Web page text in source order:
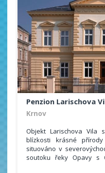
Penzion Larischova
Krnov
Objekt Larischova Vila
blízkosti krásné
situováno v
soutoku řeky Opavy s